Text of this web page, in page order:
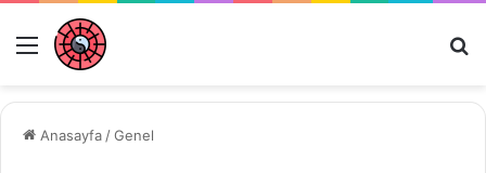
Menü
Anasayfa /Genel